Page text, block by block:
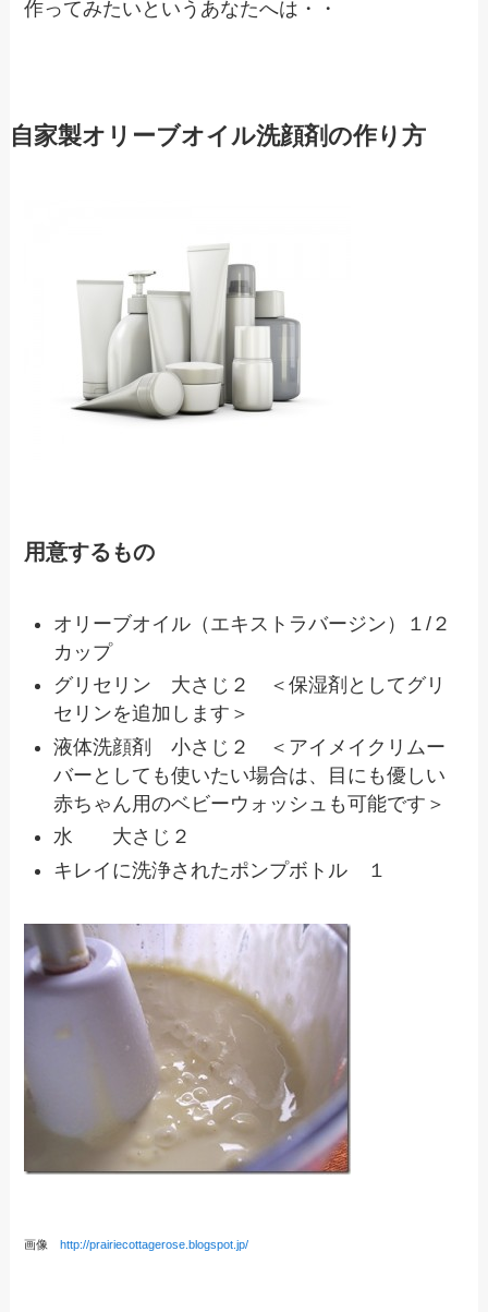
作ってみたいというあなたへは・・
自家製オリーブオイル洗顔剤の作り方
用意するもの
オリーブオイル（エキストラバージン）１/ ２
カップ
グリセリン 大さじ２ ＜保湿剤としてグリ
セリンを追加します＞
液体洗顔剤 小さじ２ ＜アイメイクリムー
バーとしても使いたい場合は、目にも優しい
赤ちゃん用のベビーウォッシュも可能です＞
水 大さじ２
キレイに洗浄されたポンプボトル １
画像http://prairiecottagerose.blogspot.jp/